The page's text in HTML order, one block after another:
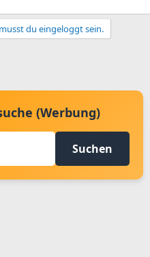
du eingeloggt sein.
(Werbung)
Suchen